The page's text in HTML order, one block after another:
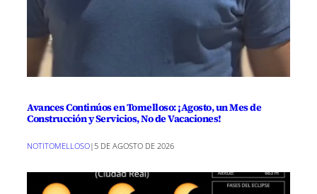
Avances Continúos en Tomelloso: ¡Agosto, un Mes de
Construcción y Servicios, No de Vacaciones!
NOTITOMELLOSO|5 DE AGOSTO DE 2026